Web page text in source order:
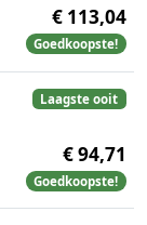
€ 113,04
Goedkoopste!
Laagste ooit
€ 94,71
Goedkoopste!